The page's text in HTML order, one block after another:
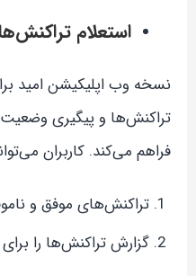
استعلام
نسخه وب اپلیکیشن امید
تراکنش‌ها و پیگیری
فراهم می‌کند. کاربران
تراکنش‌های موفق و
گزارش تراکنش‌ها را